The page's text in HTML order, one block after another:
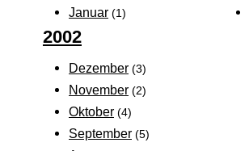
Januar (1)
2002
Dezember (3)
November (2)
Oktober (4)
September (5)